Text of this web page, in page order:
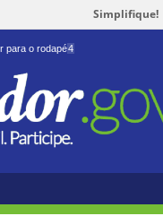
Simplifique!
para o rodapé4